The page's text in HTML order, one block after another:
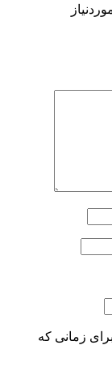
زمانی که